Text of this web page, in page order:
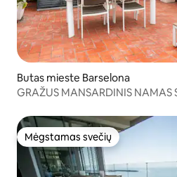
Butas mieste Barselona
GRAŽUS MANSARDINIS
Mėgstamas svečių
Mėgstamas svečių